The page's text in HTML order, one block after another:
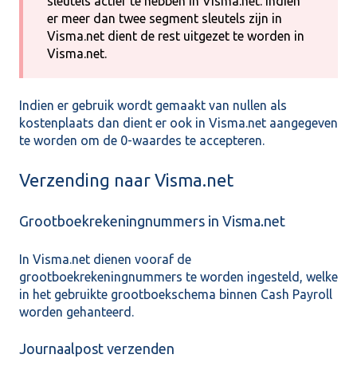
er meer dan twee segment sleutels zijn in
Visma.net dient de rest uitgezet te worden in
Visma.net.
Indien er gebruik wordt gemaakt van nullen als
kostenplaats dan dient er ook in Visma.net aangegeven
te worden om de 0-waardes te accepteren.
Verzending naar Visma.net
Grootboekrekeningnummers in Visma.net
In Visma.net dienen vooraf de
grootboekrekeningnummers te worden ingesteld, welke
in het gebruikte grootboekschema binnen Cash Payroll
worden gehanteerd.
Journaalpost verzenden